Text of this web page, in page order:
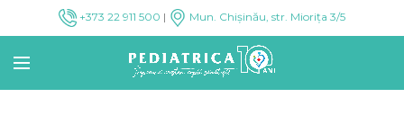
+373 22 911 500 | Mun. Chișinău, str. Miorița 3/5